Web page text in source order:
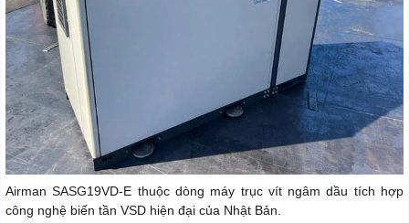
Airman SASG19VD-E thuộc dòng máy trục vít ngâm dầu tích hợp
công nghệ biến tần VSD hiện đại của Nhật Bản.